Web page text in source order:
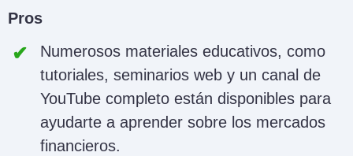
Pros
Numerosos materiales educativos, como
tutoriales, seminarios web y un canal de
YouTube completo están disponibles para
ayudarte a aprender sobre los mercados
financieros.